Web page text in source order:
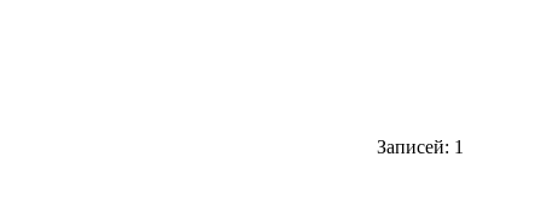
Записей: 1